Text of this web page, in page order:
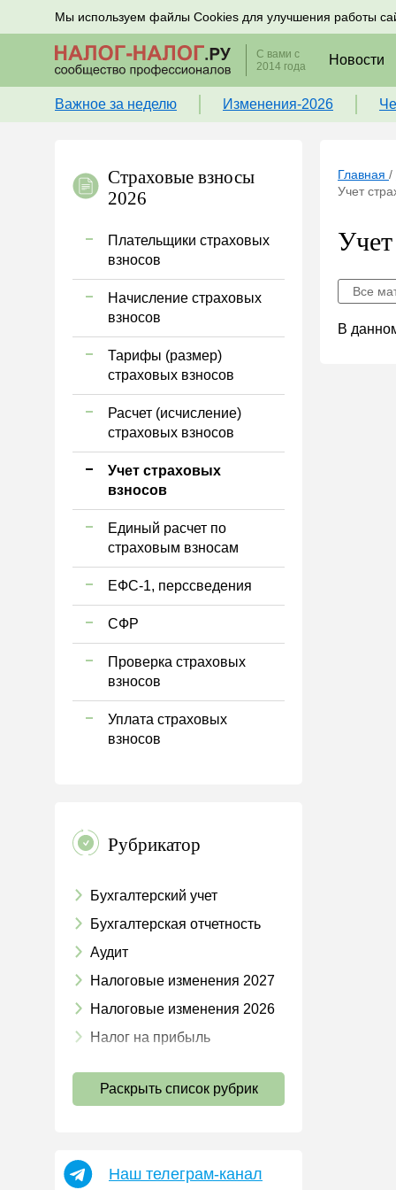
Мы используем файлы Cookies для улучшения работы
Подписывайтесь на новости по налогам, учету и
С вами с
2014 года
Новости
Важное за неделю Изменения-2026
Страховые взносы
2026
Плательщики страховых
взносов
Начисление страховых
взносов
Тарифы (размер)
страховых взносов
Расчет (исчисление)
страховых взносов
Учет страховых
взносов
Единый расчет по
страховым взносам
ЕФС-1, перссведения
СФР
Проверка страховых
взносов
Уплата страховых
взносов
Рубрикатор
Бухгалтерский учет
Бухгалтерская отчетность
Аудит
Налоговые изменения 2027
Налоговые изменения 2026
Налог на прибыль
Страховые взносы 2026
УСН
Раскрыть список рубрик
Наш телеграм-канал
Главная /
Учет
Все
В